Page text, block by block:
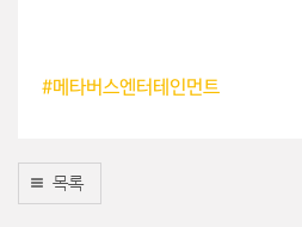
#메타버스엔터테인먼트
목록